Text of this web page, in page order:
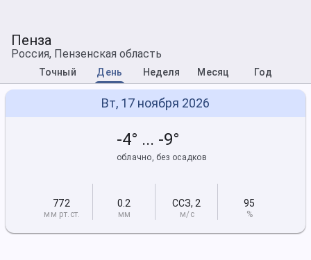
Пенза
Россия, Пензенская область
Точный День Неделя Месяц Год
Вт, 17 ноября 2026
-4° ... -9°
облачно, без осадков
772
мм рт.ст.
0.2
мм
ССЗ, 2
м/с
95
%